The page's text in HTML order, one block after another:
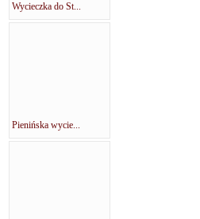
Wycieczka do St...
Pienińska wycie...